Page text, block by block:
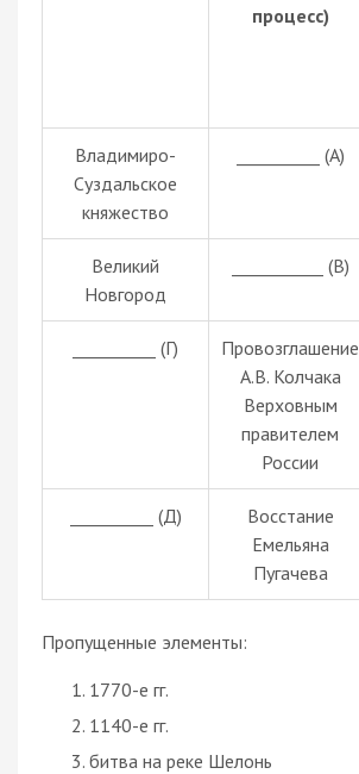
процесс)
Владимиро-
Суздальское
княжество
__________ (А)
Великий
Новгород
___________ (В)
__________ (Г)
Провозглашение
А.В. Колчака
Верховным
правителем
России
__________ (Д)
Восстание
Емельяна
Пугачева
Пропущенные элементы:
1770-е гг.
1140-е гг.
битва на реке Шелонь